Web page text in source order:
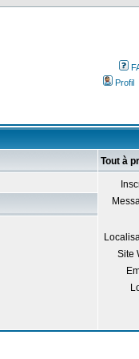
Profil
Tout à
Site